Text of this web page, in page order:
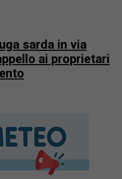
sarda in via
ai proprietari